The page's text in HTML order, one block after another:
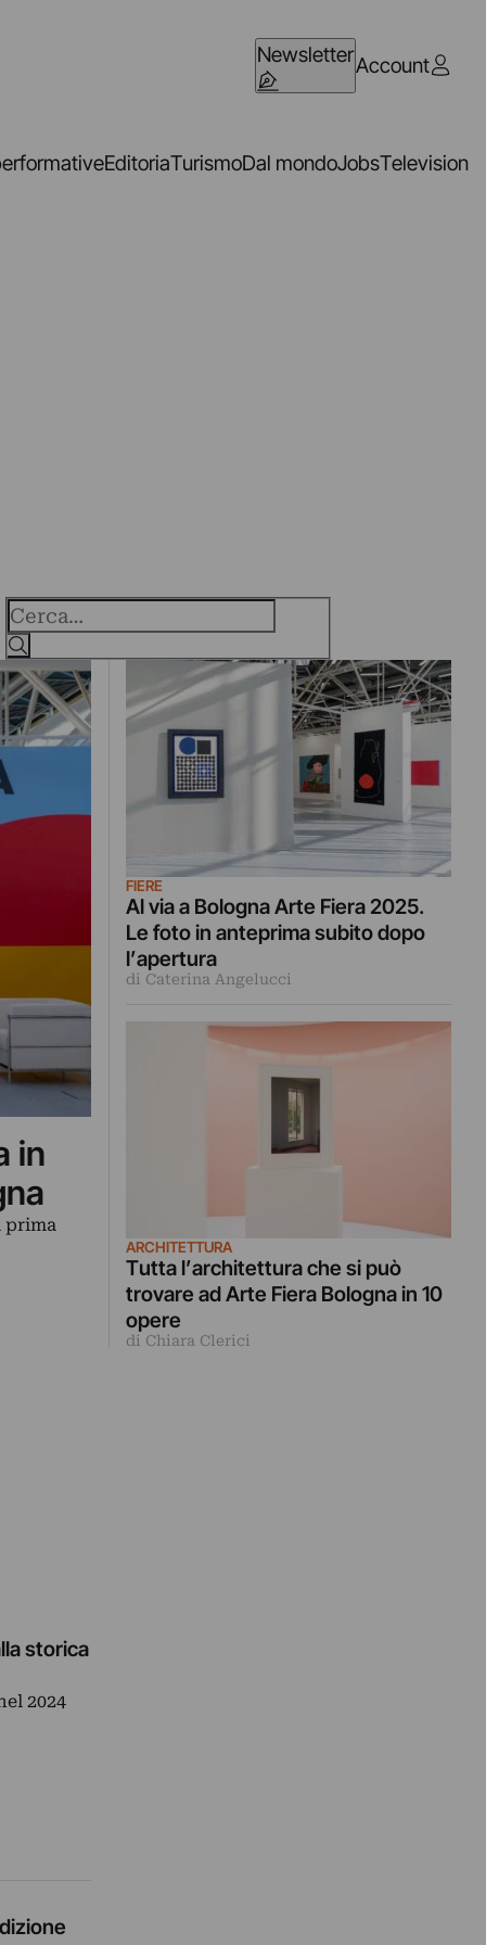
NewsletterAccount
EditoriaTurismoDal mondoJobsTelevision
Cerca
in
prima
FIERE
Al via a Bologna Arte Fiera 2025.
Le foto in anteprima subito dopo
l’apertura
di Caterina Angelucci
ARCHITETTURA
Tutta l’architettura che si può
trovare ad Arte Fiera Bologna in 10
opere
di Chiara Clerici
storica
2024